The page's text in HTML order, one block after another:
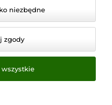
niezbędne
zgody